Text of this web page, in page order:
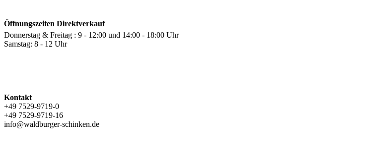
Öffnungszeiten Direktverkauf
Donnerstag & Freitag : 9 - 12:00 und 14:00 - 18:00 Uhr
Samstag: 8 - 12 Uhr
Kontakt
+49 7529-9719-0
+49 7529-9719-16
info@waldburger-schinken.de